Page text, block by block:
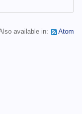
available in: Atom